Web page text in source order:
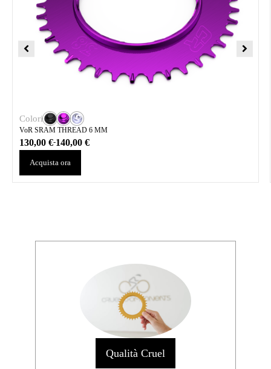
Colori
VoR SRAM THREAD 6 MM
130,00€-140,00€
Acquista ora
Qualità Cruel